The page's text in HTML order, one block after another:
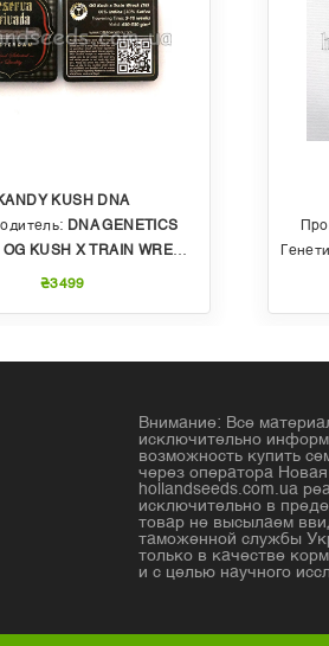
KUSH DNA
DNA GENETICS
OG KUSH X TRAIN WRECK (T4)
₴3499
Внимание: Все
исключительно
возможность купить
через оператора
hollandseeds.com.ua
исключительно в
товар не высылаем
таможенной службы
только в качестве
и с целью научного